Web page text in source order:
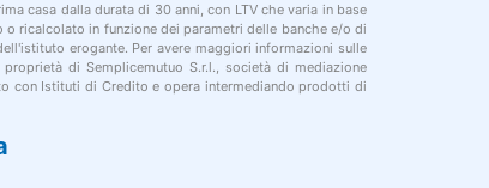
casa dalla durata di 30 anni, con LTV che varia in base
ricalcolato in funzione dei parametri delle banche e/o di
erogante. Per avere maggiori informazioni sulle
di Semplicemutuo S.r.l., società di mediazione
con Istituti di Credito e opera intermediando prodotti di